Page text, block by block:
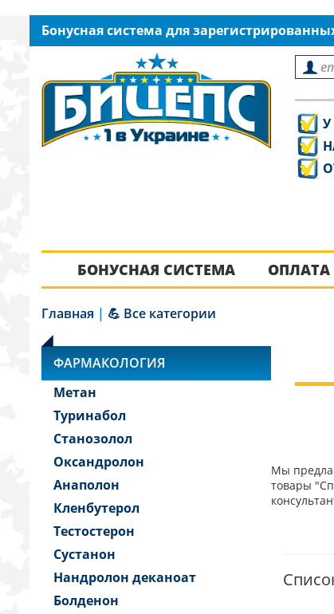
Бонусная система для
БОНУСНАЯ СИСТЕМА
Главная | 💪 Все категории
ФАРМАКОЛОГИЯ
Метан
Туринабол
Станозолол
Оксандролон
Анаполон
Кленбутерол
Тестостерон
Сустанон
Нандролон деканоат
Болденон
Мы
товары